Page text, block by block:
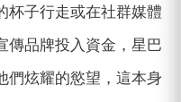
杯子行走或在社群媒體
傳品牌投入資金，星巴
們炫耀的慾望，這本身